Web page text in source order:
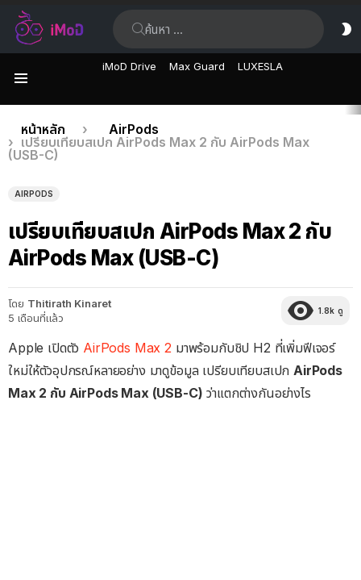
iMoD Drive Max Guard LUXESLA
เรื่อง
ล่าสุด
คุณอยู่ที่นี่:
หน้าหลัก
AirPods
เปรียบเทียบสเปก AirPods Max 2 กับ AirPods Max
(USB-C)
AIRPODS
เปรียบเทียบสเปก AirPods Max 2 กับ
AirPods Max (USB-C)
โดย Thitirath Kinaret
5 เดือนที่แล้ว
1.8k ดู
Apple เปิดตัว AirPods Max 2 มาพร้อมกับชิป H2 ที่เพิ่มฟีเจอร์
ใหม่ให้ตัวอุปกรณ์หลายอย่าง มาดูข้อมูล เปรียบเทียบสเปกAirPods
Max 2 กับ AirPods Max (USB-C) ว่าแตกต่างกันอย่างไร